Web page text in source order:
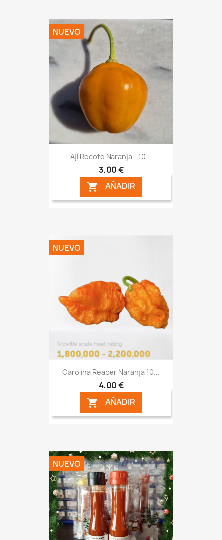
Aji Rocoto Naranja - 10...
3,00 €
 AÑADIR
NUEVO
Carolina Reaper Naranja 10...
4,00 €
 AÑADIR
NUEVO
NUEVO